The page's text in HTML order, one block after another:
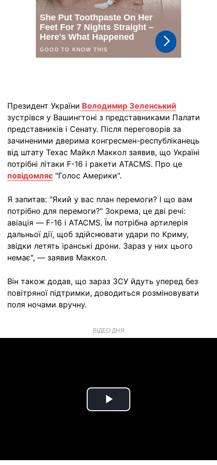
Президент України Володимир Зеленський
зустрівся у Вашингтоні з представниками Палати
представників і Сенату. Після переговорів за
зачиненими дверима конгресмен-республіканець
від штату Техас Майкл Маккол заявив, що Україні
потрібні літаки F-16 і ракети ATACMS. Про це
повідомляє "Голос Америки".
Я запитав: "Який у вас план перемоги? І що вам
потрібно для перемоги?" Зокрема, це дві речі:
авіація — F-16 і ATACMS. Їм потрібна артилерія
дальньої дії, щоб здійснювати удари по Криму,
звідки летять іранські дрони. Зараз у них цього
немає", — заявив Маккол.
Він також додав, що зараз ЗСУ йдуть уперед без
повітряної підтримки, доводиться розміновувати
поля ночами вручну.
ВІДЕО ДНЯ
Play